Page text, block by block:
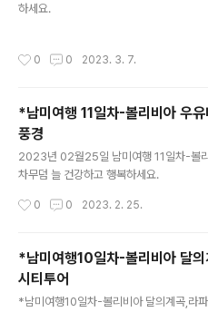
하세요.
0 0 2023. 3. 7.
*남미여행 11일차-볼리비아 우
풍경
2023년 02월25일 남미여행 11일차-볼리
차무덤 늘 건강하고 행복하세요.
0 0 2023. 2. 25.
*남미여행10일차-볼리비아 달
시티투어
*남미여행10일차-볼리비아 달의계곡,라